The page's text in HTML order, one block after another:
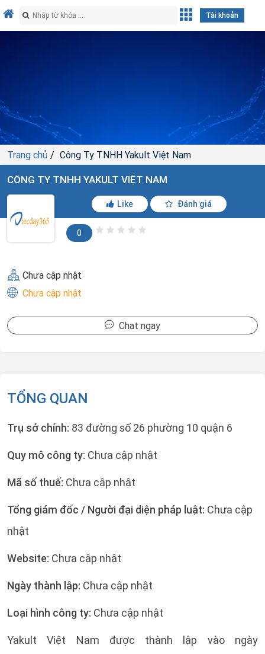
Tài khoản
Trang chủ Công Ty TNHH Yakult Việt Nam
CÔNG TY TNHH YAKULT VIỆT NAM
Like Đánh giá
0
Chưa cập nhật
Chưa cập nhật
Chat ngay
TỔNG QUAN
Trụ sở chính: 83 đường số 26 phường 10 quận 6
Quy mô công ty: Chưa cập nhật
Mã số thuế: Chưa cập nhật
Tổng giám đốc / Người đại diện pháp luật: Chưa cập
nhật
Website: Chưa cập nhật
Ngày thành lập: Chưa cập nhật
Loại hình công ty: Chưa cập nhật
Yakult Việt Nam được thành lập vào ngày